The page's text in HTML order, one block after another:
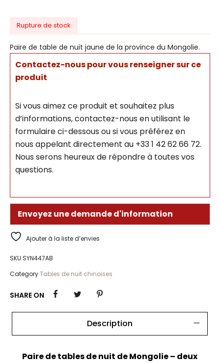
Rupture de stock
Paire de table de nuit jaune de la province du Mongolie.
Contactez-nous pour vous renseigner sur ce
produit
Si vous aimez ce produit et souhaitez plus
d’informations, contactez-nous en utilisant le
formulaire ci-dessous ou si vous préférez en
nous appelant directement au +33 1 42 62 66 72.
Nous serons heureux de répondre à toutes vos
questions.
Envoyez une demande d'information
Ajouter à la liste d’envies
SKU SYN447AB
CategoryTables de nuit chinoises
SHARE ON
Description
Paire de tables de nuit de Mongolie – deux